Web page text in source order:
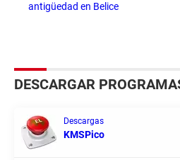
antigüedad en Belice
DESCARGAR
Descargas
KMSPico